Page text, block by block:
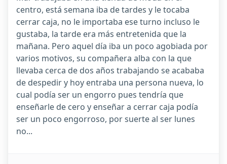
centro, está semana iba de tardes y le tocaba
cerrar caja, no le importaba ese turno incluso le
gustaba, la tarde era más entretenida que la
mañana. Pero aquel día iba un poco agobiada por
varios motivos, su compañera alba con la que
llevaba cerca de dos años trabajando se acababa
de despedir y hoy entraba una persona nueva, lo
cual podía ser un engorro pues tendría que
enseñarle de cero y enseñar a cerrar caja podía
ser un poco engorroso, por suerte al ser lunes
no...